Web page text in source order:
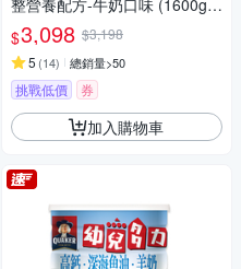
整營養配方-牛奶口味 (1600g x
2入)
$3,098 $3,198
5 (14) 總銷量>50
挑戰低價 券
加入購物車